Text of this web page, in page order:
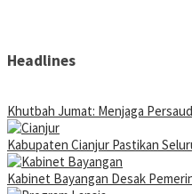
Headlines
Khutbah Jumat: Menjaga
Kabupaten Cianjur Pastikan
Kabinet Bayangan Desak